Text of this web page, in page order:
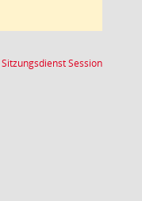
SitzungsdienstSession(Wird in